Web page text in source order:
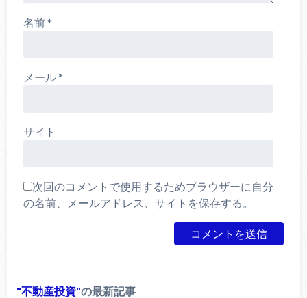
名前*
メール*
サイト
次回のコメントで使用するためブラウザーに自分
の名前、メールアドレス、サイトを保存する。
不動産投資 の最新記事